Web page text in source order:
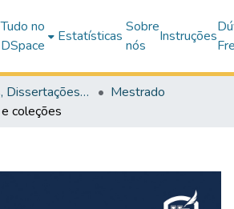
Tudo no
DSpace
Estatísticas
Sobre
nós
Instruções
Monografias, Dissertações e Teses
Mestrado
coleções